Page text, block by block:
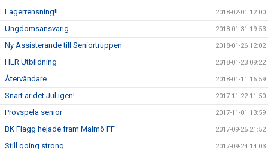
Lagerrensning!! 2018-02-01 12:00
Ungdomsansvarig 2018-01-31 19:53
Ny Assisterande till Seniortruppen 2018-01-26 12:02
HLR Utbildning 2018-01-23 09:22
Återvändare 2018-01-11 16:59
Snart är det Jul igen! 2017-11-22 11:50
Provspela senior 2017-11-01 13:59
BK Flagg hejade fram Malmö FF 2017-09-25 21:52
Still going strong 2017-09-24 14:03